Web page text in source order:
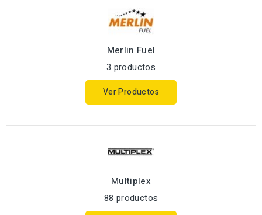
Merlin Fuel
3 productos
Ver Productos
Multiplex
88 productos